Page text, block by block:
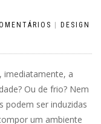
DESIGN
imediatamente, a
Ou de frio? Nem
podem ser induzidas
um ambiente